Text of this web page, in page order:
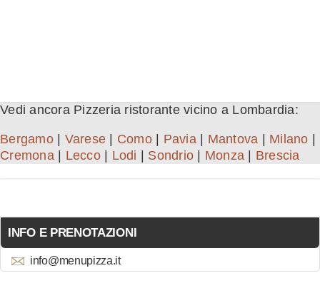
Vedi ancora Pizzeria ristorante vicino a Lombardia:
Bergamo| Varese Como| Pavia| Mantova Milano
Cremona| Lecco| Lodi Sondrio Monza Brescia
INFO E PRENOTAZIONI
info@menupizza.it